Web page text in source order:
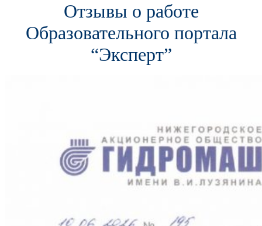
Отзывы о работе
Образовательного портала
“Эксперт”